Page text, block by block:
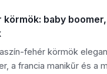
baby
fehér körmök
a francia manikűr és a